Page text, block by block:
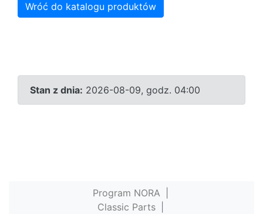
Wróć do katalogu produktów
Stan z dnia: 2026-08-09, godz. 04:00
Program NORA
Classic Parts